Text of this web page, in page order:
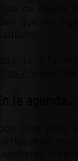
lugar de Agada
para que no
Toda la
Todo listo para
participarán
Semilleros